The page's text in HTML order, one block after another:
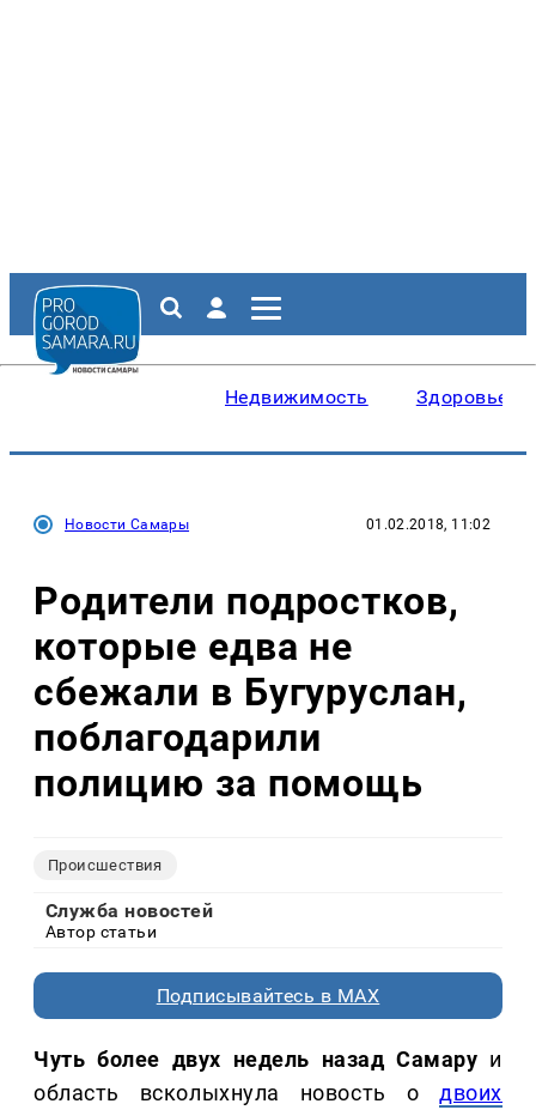
Недвижимость Здоровье
Новости Самары 01.02.2018, 11:02
Родители подростков,
которые едва не
сбежали в Бугуруслан,
поблагодарили
полицию за помощь
Происшествия
Служба новостей
Автор статьи
Подписывайтесь в MAX
Чуть более двух недель назад Самару и
область всколыхнула новость одвоих